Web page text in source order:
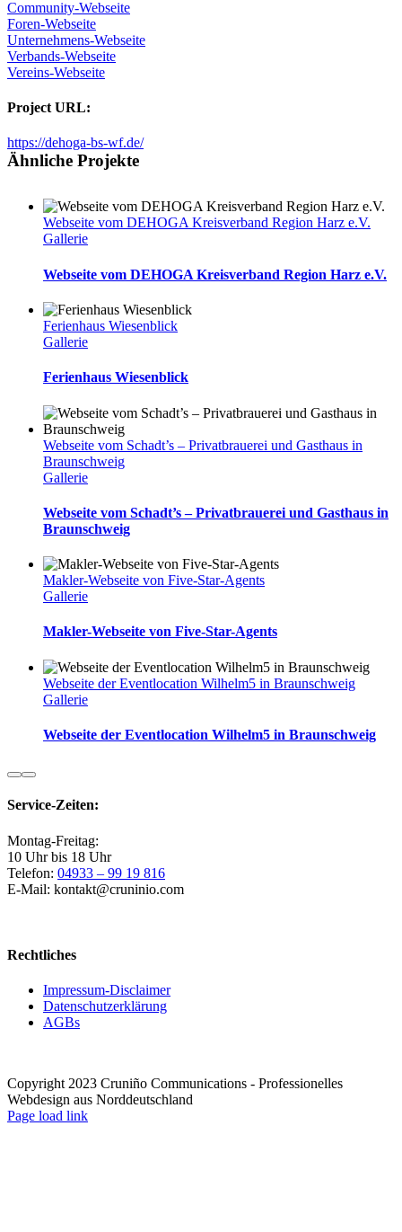
Community-Webseite
Foren-Webseite
Unternehmens-Webseite
Verbands-Webseite
Vereins-Webseite
Project URL:
https://dehoga-bs-wf.de/
Ähnliche Projekte
Webseite vom DEHOGA Kreisverband Region Harz e.V.
Gallerie
Webseite vom DEHOGA Kreisverband Region Harz e.V.
Ferienhaus Wiesenblick
Gallerie
Ferienhaus Wiesenblick
Webseite vom Schadt’s – Privatbrauerei und Gasthaus in
Braunschweig
Gallerie
Webseite vom Schadt’s – Privatbrauerei und Gasthaus in
Braunschweig
Makler-Webseite von Five-Star-Agents
Gallerie
Makler-Webseite von Five-Star-Agents
Webseite der Eventlocation Wilhelm5 in Braunschweig
Gallerie
Webseite der Eventlocation Wilhelm5 in Braunschweig
Service-Zeiten:
Montag-Freitag:
10 Uhr bis 18 Uhr
Telefon: 04933 – 99 19 816
E-Mail: kontakt@cruninio.com
Rechtliches
Impressum-Disclaimer
Datenschutzerklärung
AGBs
Copyright 2023 Cruniño Communications - Professionelles
Webdesign aus Norddeutschland
Page load link